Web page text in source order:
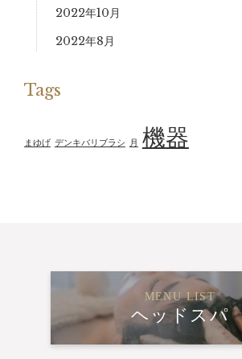
2022年10月
2022年8月
Tags
まゆげ デンキバリブラシ 月 機器
MENU LIST
ヘッドスパ